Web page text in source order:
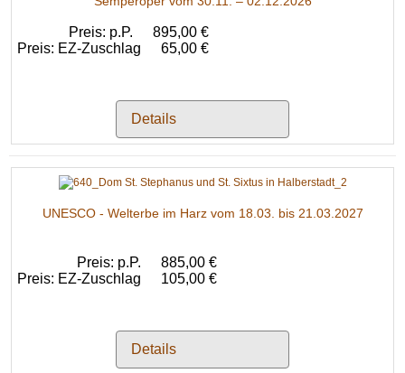
Preis: p.P.
895,00 €
Preis: EZ-Zuschlag
65,00 €
Details
UNESCO - Welterbe im Harz vom 18.03. bis 21.03.2027
Preis: p.P.
885,00 €
Preis: EZ-Zuschlag
105,00 €
Details